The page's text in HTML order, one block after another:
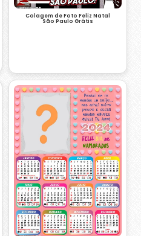
Colagem de Foto Feliz Natal
São Paulo Grátis